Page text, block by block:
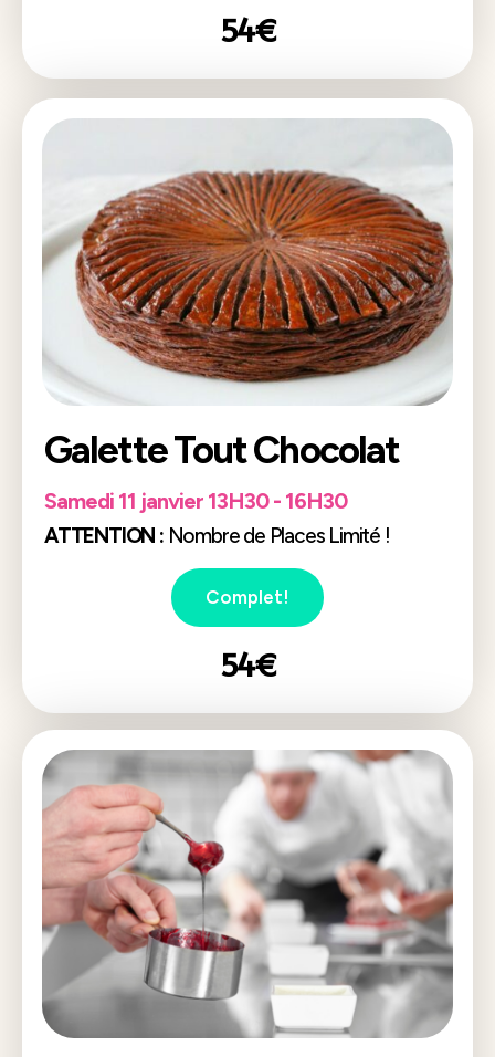
54€
Galette Tout Chocolat
Samedi 11 janvier 13H30 - 16H30
ATTENTION :Nombre de Places Limité !
Complet!
54€